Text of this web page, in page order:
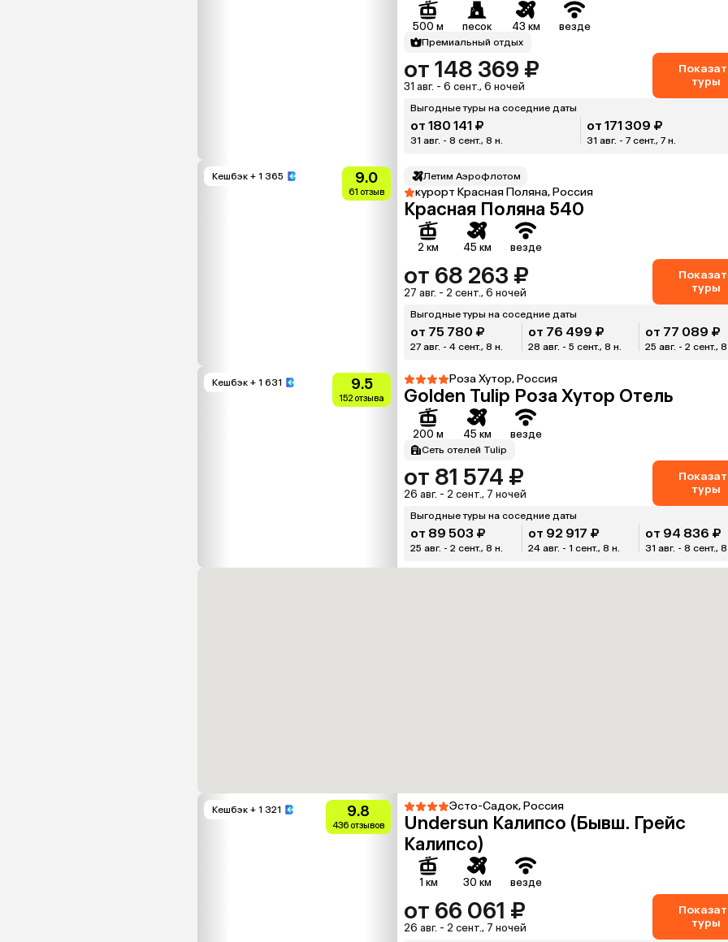
500 м песок 43 км везде
Премиальный отдых
от 148 369 ₽
31 авг. - 6 сент., 6 ночей
туры
Выгодные туры на соседние даты
от 180 141 ₽
31 авг. - 8 сент., 8 н.
от 171 309 ₽
31 авг. - 7 сент., 7 н.
Кешбэк + 1 365 9.0
61 отзыв
Летим Аэрофлотом
курорт Красная Поляна, Россия
Красная Поляна 540
2 км 45 км везде
от 68 263 ₽
27 авг. - 2 сент., 6 ночей
туры
Выгодные туры на соседние даты
от 75 780 ₽
27 авг. - 4 сент., 8 н.
от 76 499 ₽
28 авг. - 5 сент., 8 н.
от 77 089 ₽
25 авг. - 2 сент.,
Кешбэк + 1 631 9.5
152 отзыва
Роза Хутор, Россия
Golden Tulip Роза Хутор Отель
200 м 45 км везде
Сеть отелей Tulip
от 81 574 ₽
26 авг. - 2 сент., 7 ночей
туры
Выгодные туры на соседние даты
от 89 503 ₽
25 авг. - 2 сент., 8 н.
от 92 917 ₽
24 авг. - 1 сент., 8 н.
от 94 836 ₽
31 авг. - 8 сент.,
Кешбэк + 1 321 9.8
436 отзывов
Эсто-Садок, Россия
Undersun Калипсо (Бывш. Грейс
Калипсо)
1 км 30 км везде
от 66 061 ₽
26 авг. - 2 сент., 7 ночей
туры